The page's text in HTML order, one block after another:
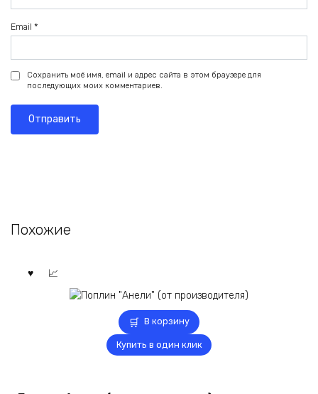
Email *
Сохранить моё имя, email и адрес сайта в этом браузере для
последующих моих комментариев.
Похожие
В корзину
Купить в один клик